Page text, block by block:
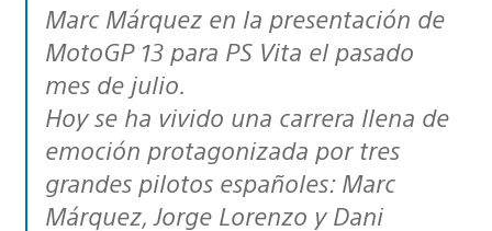
Marc Márquez en la presentación de
MotoGP 13 para PS Vita el pasado
mes de julio.
Hoy se ha vivido una carrera llena de
emoción protagonizada por tres
grandes pilotos españoles: Marc
Márquez, Jorge Lorenzo y Dani